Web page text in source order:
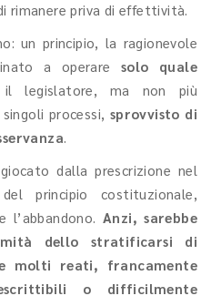
rimanere priva di effettività.
un principio, la ragionevole
a operaresolo quale
legislatore, ma non più
processi, sprovvisto di
.
dalla prescrizione nel
del principio costituzionale,
l’abbandono. Anzi, sarebbe
dello stratificarsi di
molti reati, francamente
o difficilmente